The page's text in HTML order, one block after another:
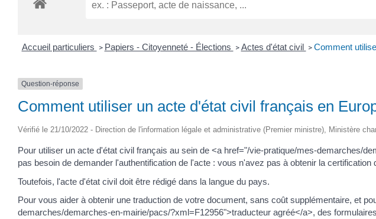
Accueil particuliers > Papiers - Citoyenneté - Élections > Actes d'état civil > Comment
Question-réponse
Comment utiliser un acte d'état civil français en
Vérifié le 21/10/2022 - Direction de l'information légale et administrative (Premier ministre), Ministère
Pour utiliser un acte d'état civil français au sein de <a href="/vie-pratique/mes-demarches/
pas besoin de demander l'authentification de l'acte : vous n'avez pas à obtenir la
Toutefois, l'acte d'état civil doit être rédigé dans la langue du pays.
Pour vous aider à obtenir une traduction de votre document, sans coût supplémentaire, et
demarches/demarches-en-mairie/pacs/?xml=F12956">traducteur agréé</a>, des